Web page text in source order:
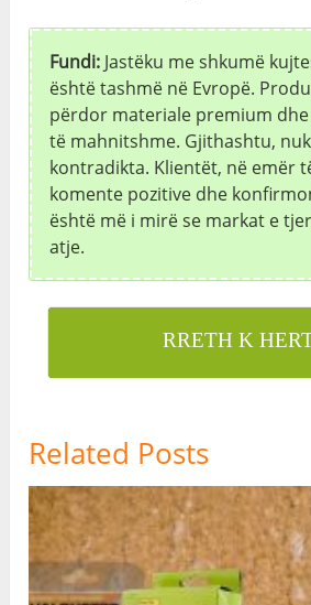
Fundi: Jastëku me shkumë
është tashmë në Evropë.
përdor materiale premium
të mahnitshme. Gjithashtu,
kontradikta. Klientët, në emër
komente pozitive dhe
është më i mirë se markat e
atje.
RRETH K
Related Posts